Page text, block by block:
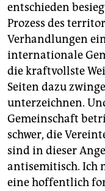
entschieden
Prozess des
Verhandlungen
internationale
die kraftvollste
Seiten dazu
unterzeichnen.
Gemeinschaft
schwer, die
sind in dieser
antisemitisch. Ich
eine hoffentlich